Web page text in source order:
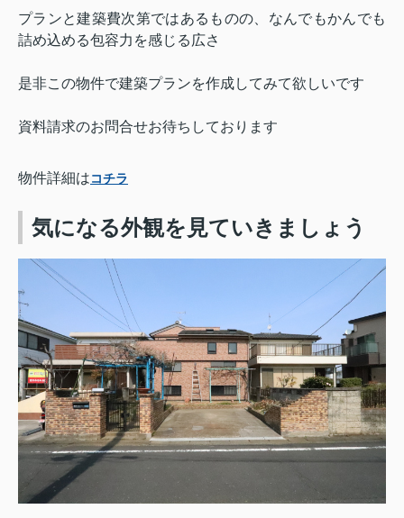
プランと建築費次第ではあるものの、なんでもかんでも
詰め込める包容力を感じる広さ
是非この物件で建築プランを作成してみて欲しいです
資料請求のお問合せお待ちしております
物件詳細はコチラ
気になる外観を見ていきましょう